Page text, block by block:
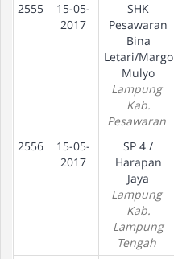
2555
15-05-
2017
SHK
Pesawaran
Bina
Letari/Margo
Mulyo
Lampung
Kab.
Pesawaran
2556
15-05-
2017
SP 4 /
Harapan
Jaya
Lampung
Kab.
Lampung
Tengah